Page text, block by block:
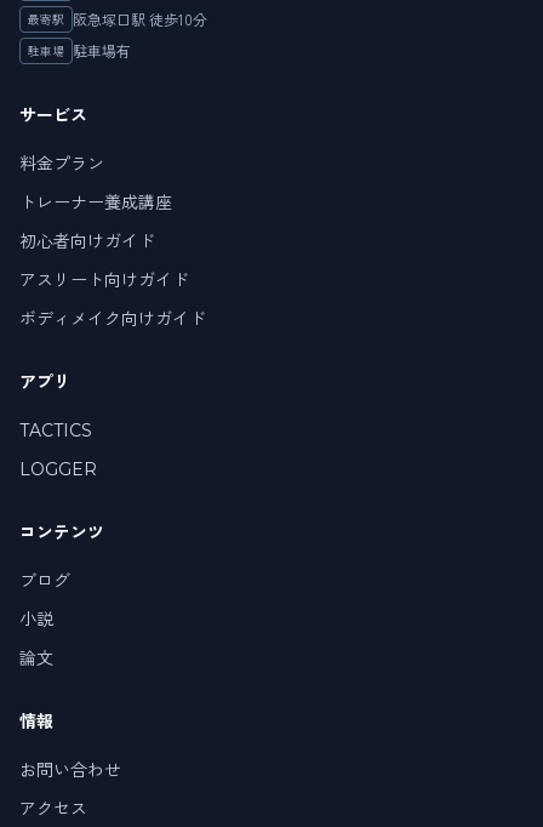
最寄駅 阪急塚口駅 徒歩10分
駐車場 駐車場有
サービス
料金プラン
トレーナー養成講座
初心者向けガイド
アスリート向けガイド
ボディメイク向けガイド
アプリ
TACTICS
LOGGER
コンテンツ
ブログ
小説
論文
情報
お問い合わせ
アクセス